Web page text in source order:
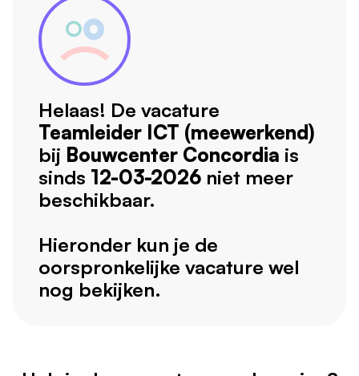
Helaas! De vacature
Teamleider ICT (meewerkend)
bij Bouwcenter Concordia is
sinds 12-03-2026 niet meer
beschikbaar.
Hieronder kun je de
oorspronkelijke vacature wel
nog bekijken.